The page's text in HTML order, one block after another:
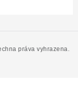
práva vyhrazena.